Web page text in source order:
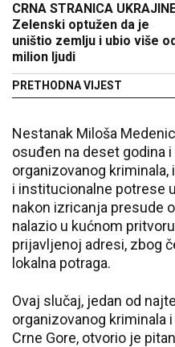
CRNA STRANICA
Zelenski optužen da je
uništio zemlju i ubio više
milion ljudi
PRETHODNA VIJEST
Nestanak Miloša
osuđen na deset godina
organizovanog
i institucionalne potrese
nakon izricanja presude
nalazio u kućnom
prijavljenoj adresi, zbog
lokalna potraga.
Ovaj slučaj, jedan od
organizovanog kriminala
Crne Gore, otvorio je